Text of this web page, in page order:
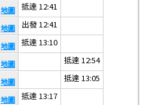
地圖 抵達 12:41
地圖 出發 12:41
地圖 抵達 13:10
地圖 抵達 12:54
地圖 抵達 13:05
地圖 抵達 13:17